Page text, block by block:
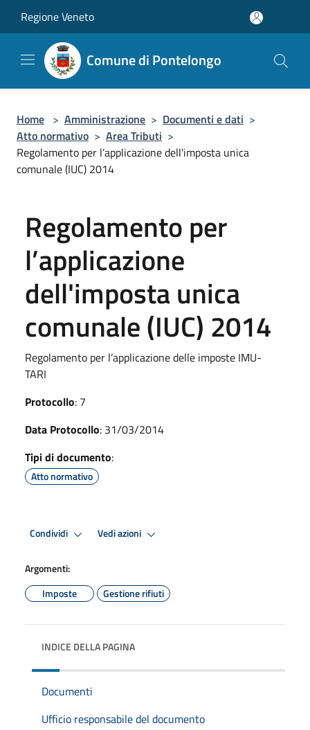
Regione Veneto
Comune di Pontelongo
Home > Amministrazione > Documenti e dati >
Atto normativo > Area Tributi >
Regolamento per l’applicazione dell'imposta unica
comunale (IUC) 2014
Regolamento per
l’applicazione
dell'imposta unica
comunale (IUC) 2014
Regolamento per l’applicazione delle imposte IMU-
TARI
Protocollo: 7
Data Protocollo: 31/03/2014
Tipi di documento:
Atto normativo
Condividi Vedi azioni
Argomenti:
Imposte
Gestione rifiuti
INDICE DELLA PAGINA
Documenti
Ufficio responsabile del documento